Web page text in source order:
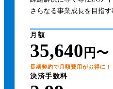
さらなる事業成長を目指
月額
35,640 円〜
長期契約で月額費用がお得に！
決済手数料